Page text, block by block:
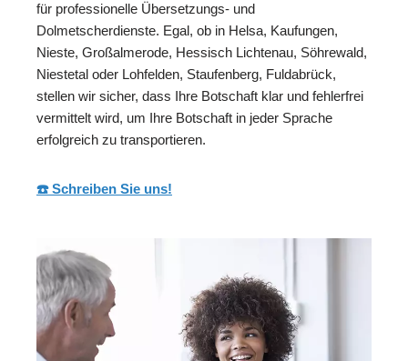
für professionelle Übersetzungs- und
Dolmetscherdienste. Egal, ob in Helsa, Kaufungen,
Nieste, Großalmerode, Hessisch Lichtenau, Söhrewald,
Niestetal oder Lohfelden, Staufenberg, Fuldabrück,
stellen wir sicher, dass Ihre Botschaft klar und fehlerfrei
vermittelt wird, um Ihre Botschaft in jeder Sprache
erfolgreich zu transportieren.
☎️ Schreiben Sie uns!